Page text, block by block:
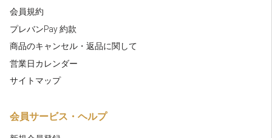
会員規約
プレバンPay 約款
商品のキャンセル・返品に関して
営業日カレンダー
サイトマップ
会員サービス・ヘルプ